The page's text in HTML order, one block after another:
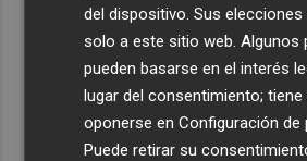
del dispositivo. Sus elecciones
solo a este sitio web. Algunos
pueden basarse en el interés
lugar del consentimiento;
oponerse enConfiguración de
Puede retirar su